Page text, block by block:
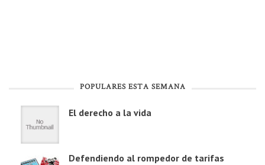
POPULARES ESTA SEMANA
El derecho a la vida
Defendiendo al rompedor de tarifas